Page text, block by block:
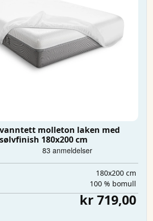
molleton laken med
180x200 cm
180x200 cm
100 % bomull
kr 719,00